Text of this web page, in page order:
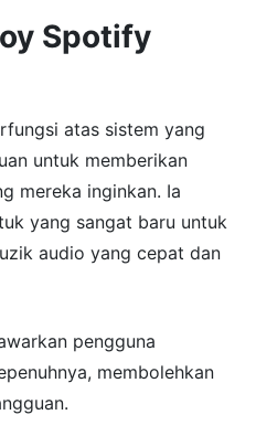
Spotify
atas sistem yang
untuk memberikan
mereka inginkan. Ia
yang sangat baru untuk
audio yang cepat dan
pengguna
membolehkan